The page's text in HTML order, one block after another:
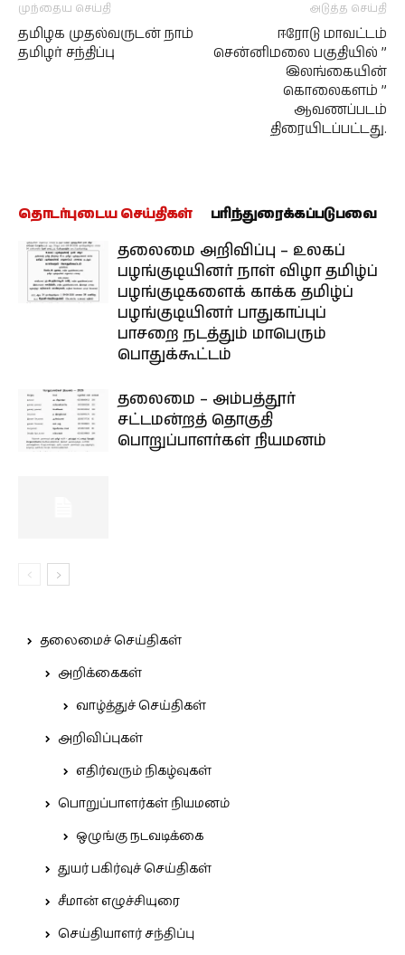
முந்தைய செய்தி
தமிழக முதல்வருடன் நாம்
தமிழர் சந்திப்பு
அடுத்த செய்தி
ஈரோடு மாவட்டம்
சென்னிமலை பகுதியில் ”
இலங்கையின்
கொலைகளம் ”
ஆவணப்படம்
திரையிடப்பட்டது.
தொடர்புடைய செய்திகள் பரிந்துரைக்கப்படுபவை
தலைமை அறிவிப்பு – உலகப்
பழங்குடியினர் நாள் விழா தமிழ்ப்
பழங்குடிகளைக் காக்க தமிழ்ப்
பழங்குடியினர் பாதுகாப்புப்
பாசறை நடத்தும் மாபெரும்
பொதுக்கூட்டம்
தலைமை – அம்பத்தூர்
சட்டமன்றத் தொகுதி
பொறுப்பாளர்கள் நியமனம்
தலைமைச் செய்திகள்
அறிக்கைகள்
வாழ்த்துச் செய்திகள்
அறிவிப்புகள்
எதிர்வரும் நிகழ்வுகள்
பொறுப்பாளர்கள் நியமனம்
ஒழுங்கு நடவடிக்கை
துயர் பகிர்வுச் செய்திகள்
சீமான் எழுச்சியுரை
செய்தியாளர் சந்திப்பு